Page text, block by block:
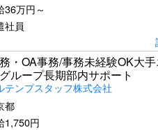
36万円～
社員
・OA事務/事務未経験OK大
ループ長期部内サポート
テンプスタッフ株式会社
都
1,750円